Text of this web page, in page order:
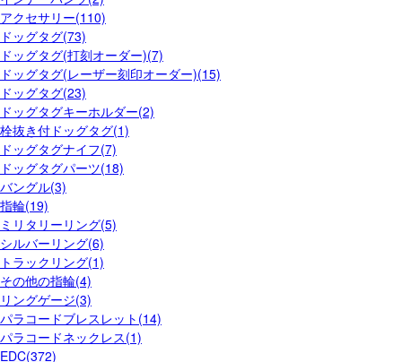
アクセサリー(110)
ドッグタグ(73)
ドッグタグ(打刻オーダー)(7)
ドッグタグ(レーザー刻印オーダー)(15)
ドッグタグ(23)
ドッグタグキーホルダー(2)
栓抜き付ドッグタグ(1)
ドッグタグナイフ(7)
ドッグタグパーツ(18)
バングル(3)
指輪(19)
ミリタリーリング(5)
シルバーリング(6)
トラックリング(1)
その他の指輪(4)
リングゲージ(3)
パラコードブレスレット(14)
パラコードネックレス(1)
EDC(372)